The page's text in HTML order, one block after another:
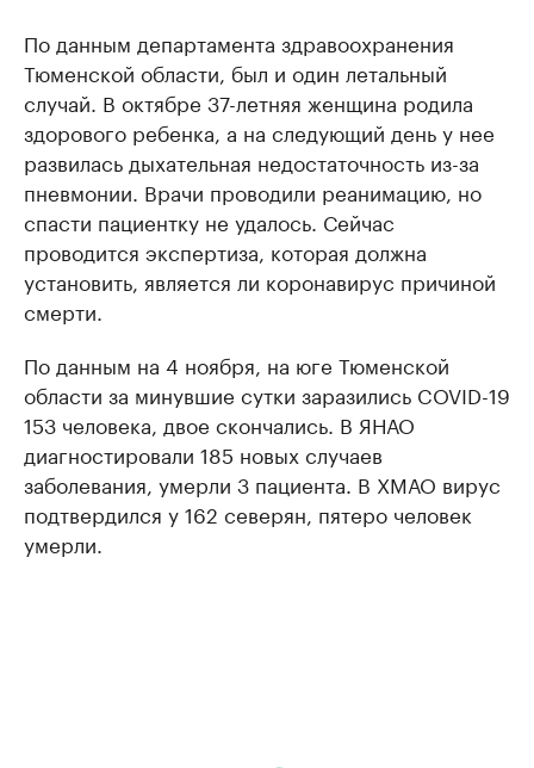
По данным департамента здравоохранения
Тюменской области, был и один летальный
случай. В октябре 37-летняя женщина родила
здорового ребенка, а на следующий день у нее
развилась дыхательная недостаточность из-за
пневмонии. Врачи проводили реанимацию, но
спасти пациентку не удалось. Сейчас
проводится экспертиза, которая должна
установить, является ли коронавирус причиной
смерти.
По данным на 4 ноября, на юге Тюменской
области за минувшие сутки заразились COVID-19
153 человека, двое скончались. В ЯНАО
диагностировали 185 новых случаев
заболевания, умерли 3 пациента. В ХМАО вирус
подтвердился у 162 северян, пятеро человек
умерли.